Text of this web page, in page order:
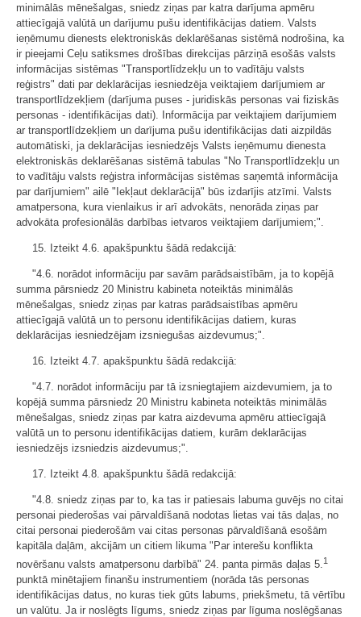
minimālās mēnešalgas, sniedz ziņas par katra darījuma apmēru
attiecīgajā valūtā un darījumu pušu identifikācijas datiem. Valsts
ieņēmumu dienests elektroniskās deklarēšanas sistēmā nodrošina, ka
ir pieejami Ceļu satiksmes drošības direkcijas pārziņā esošās valsts
informācijas sistēmas "Transportlīdzekļu un to vadītāju valsts
reģistrs" dati par deklarācijas iesniedzēja veiktajiem darījumiem ar
transportlīdzekļiem (darījuma puses - juridiskās personas vai fiziskās
personas - identifikācijas dati). Informācija par veiktajiem darījumiem
ar transportlīdzekļiem un darījuma pušu identifikācijas dati aizpildās
automātiski, ja deklarācijas iesniedzējs Valsts ieņēmumu dienesta
elektroniskās deklarēšanas sistēmā tabulas "No Transportlīdzekļu un
to vadītāju valsts reģistra informācijas sistēmas saņemtā informācija
par darījumiem" ailē "Iekļaut deklarācijā" būs izdarījis atzīmi. Valsts
amatpersona, kura vienlaikus ir arī advokāts, nenorāda ziņas par
advokāta profesionālās darbības ietvaros veiktajiem darījumiem;".
15. Izteikt 4.6. apakšpunktu šādā redakcijā:
"4.6. norādot informāciju par savām parādsaistībām, ja to kopējā
summa pārsniedz 20 Ministru kabineta noteiktās minimālās
mēnešalgas, sniedz ziņas par katras parādsaistības apmēru
attiecīgajā valūtā un to personu identifikācijas datiem, kuras
deklarācijas iesniedzējam izsniegušas aizdevumus;".
16. Izteikt 4.7. apakšpunktu šādā redakcijā:
"4.7. norādot informāciju par tā izsniegtajiem aizdevumiem, ja to
kopējā summa pārsniedz 20 Ministru kabineta noteiktās minimālās
mēnešalgas, sniedz ziņas par katra aizdevuma apmēru attiecīgajā
valūtā un to personu identifikācijas datiem, kurām deklarācijas
iesniedzējs izsniedzis aizdevumus;".
17. Izteikt 4.8. apakšpunktu šādā redakcijā:
"4.8. sniedz ziņas par to, ka tas ir patiesais labuma guvējs no citai
personai piederošas vai pārvaldīšanā nodotas lietas vai tās daļas, no
citai personai piederošām vai citas personas pārvaldīšanā esošām
kapitāla daļām, akcijām un citiem likuma "Par interešu konflikta
novēršanu valsts amatpersonu darbībā" 24. panta pirmās daļas 5. 1
punktā minētajiem finanšu instrumentiem (norāda tās personas
identifikācijas datus, no kuras tiek gūts labums, priekšmetu, tā vērtību
un valūtu. Ja ir noslēgts līgums, sniedz ziņas par līguma noslēgšanas